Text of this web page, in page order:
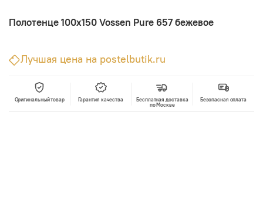
Полотенце 100х150 Vossen Pure 657 бежевое
Лучшая цена на postelbutik.ru
Оригинальный товар Гарантия качества
Бесплатная доставка
по Москве
Безопасная оплата